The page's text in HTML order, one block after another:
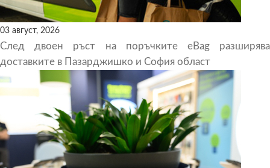
03 август, 2026
След двоен ръст на поръчките eBag разширява
доставките в Пазарджишко и София област